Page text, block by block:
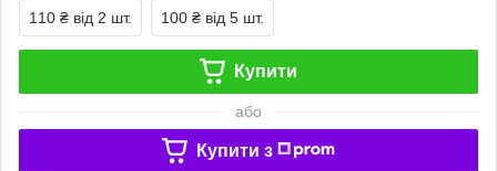
110 ₴ від 2 шт. 100 ₴ від 5 шт.
Купити
або
Купити з